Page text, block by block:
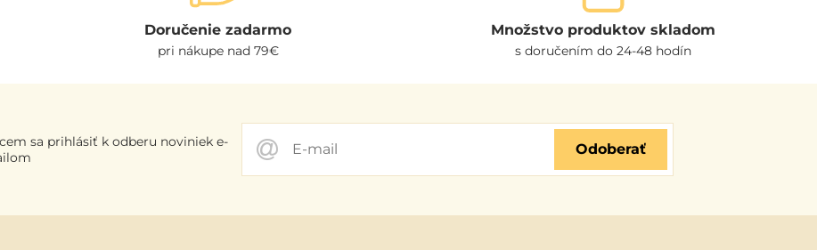
Doručenie zadarmo
pri nákupe nad 79€
Množstvo produktov skladom
s doručením do 24-48 hodín
Odoberať
sa prihlásiť k odberu noviniek e-